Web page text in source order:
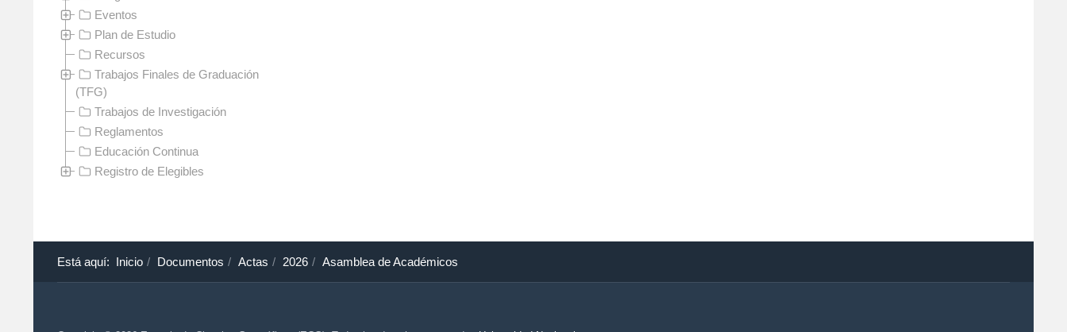
Eventos
Plan de Estudio
Recursos
Trabajos Finales de Graduación
(TFG)
Trabajos de Investigación
Reglamentos
Educación Continua
Registro de Elegibles
Está aquí: Inicio Documentos Actas 2026 Asamblea de Académicos